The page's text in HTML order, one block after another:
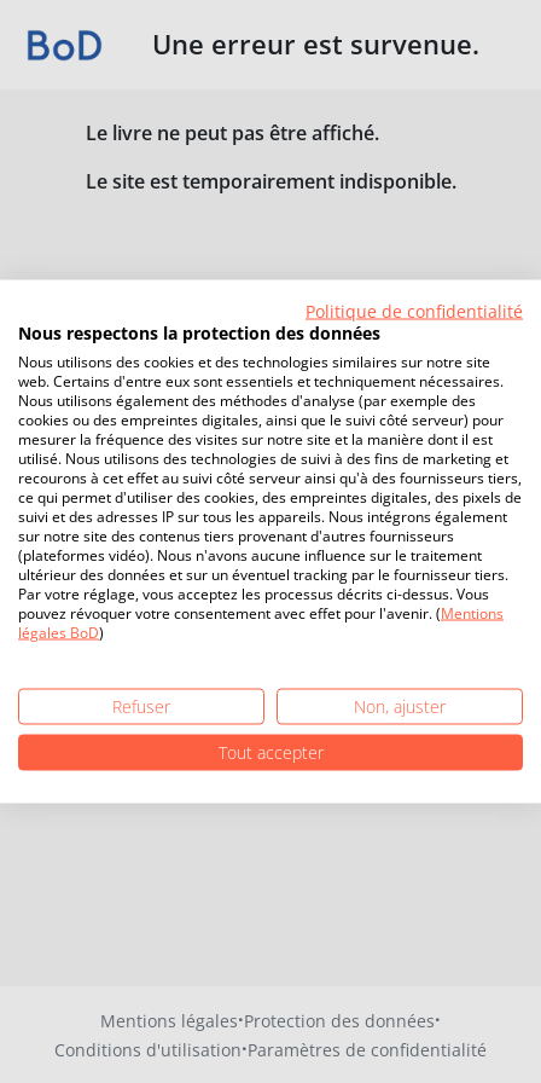
Une erreur est survenue.
Le livre ne peut pas être affiché.
Le site est temporairement indisponible.
Mentions légales·Protection des données·
Conditions d'utilisation·Paramètres de confidentialité
Politique de confidentialité
Nous respectons la protection des données
Nous utilisons des cookies et des technologies similaires sur notre site
web. Certains d'entre eux sont essentiels et techniquement nécessaires.
Nous utilisons également des méthodes d'analyse (par exemple des
cookies ou des empreintes digitales, ainsi que le suivi côté serveur) pour
mesurer la fréquence des visites sur notre site et la manière dont il est
utilisé. Nous utilisons des technologies de suivi à des fins de marketing et
recourons à cet effet au suivi côté serveur ainsi qu'à des fournisseurs tiers,
ce qui permet d'utiliser des cookies, des empreintes digitales, des pixels de
suivi et des adresses IP sur tous les appareils. Nous intégrons également
sur notre site des contenus tiers provenant d'autres fournisseurs
(plateformes vidéo). Nous n'avons aucune influence sur le traitement
ultérieur des données et sur un éventuel tracking par le fournisseur tiers.
Par votre réglage, vous acceptez les processus décrits ci-dessus. Vous
pouvez révoquer votre consentement avec effet pour l'avenir. (Mentions
légales BoD)
Refuser
Non, ajuster
Tout accepter